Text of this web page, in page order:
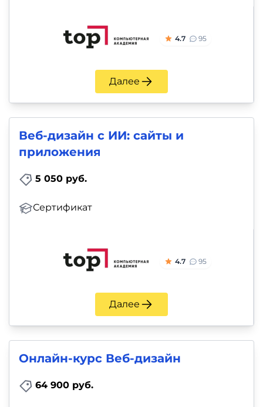
4.7 95
Далее
Веб-дизайн с ИИ: сайты и
приложения
5 050 руб.
Сертификат
4.7 95
Далее
Онлайн-курс Веб-дизайн
64 900 руб.